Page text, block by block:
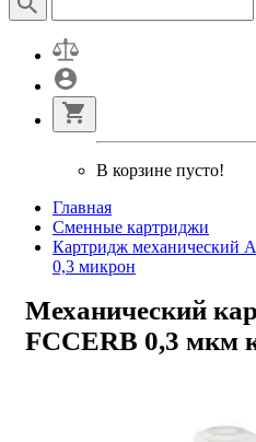
В корзине пусто!
Главная
Сменные картриджи
Картридж механический
0,3 микрон
Механический
FCCERB 0,3 мкм